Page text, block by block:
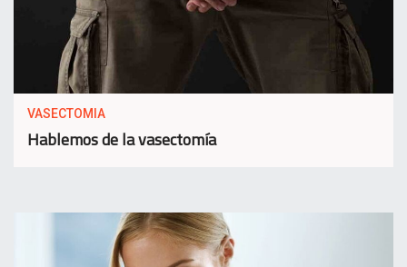
VASECTOMIA
Hablemos de la vasectomía